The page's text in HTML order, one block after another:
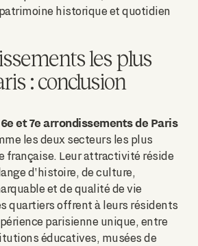
historique et quotidien
les plus
: conclusion
6e et 7e arrondissements de Paris
les deux secteurs les plus
française. Leur attractivité réside
d'histoire, de culture,
et de qualité de vie
quartiers offrent à leurs résidents
parisienne unique, entre
éducatives, musées de